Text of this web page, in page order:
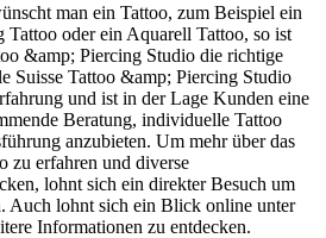
man ein Tattoo, zum Beispiel ein
oder ein Aquarell Tattoo, so ist
&amp; Piercing Studio die richtige
Suisse Tattoo &amp; Piercing Studio
und ist in der Lage Kunden eine
Beratung, individuelle Tattoo
anzubieten. Um mehr über das
zu erfahren und diverse
lohnt sich ein direkter Besuch um
Auch lohnt sich ein Blick online unter
Informationen zu entdecken.